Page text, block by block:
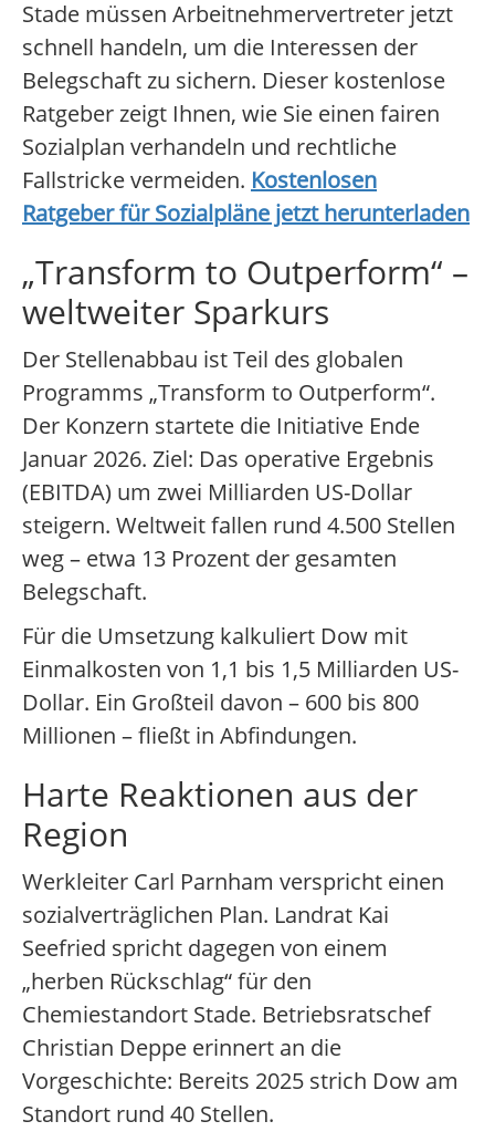
Stade müssen Arbeitnehmervertreter jetzt
schnell handeln, um die Interessen der
Belegschaft zu sichern. Dieser kostenlose
Ratgeber zeigt Ihnen, wie Sie einen fairen
Sozialplan verhandeln und rechtliche
Fallstricke vermeiden. Kostenlosen
Ratgeber für Sozialpläne jetzt herunterladen
„Transform to Outperform“ –
weltweiter Sparkurs
Der Stellenabbau ist Teil des globalen
Programms „Transform to Outperform“.
Der Konzern startete die Initiative Ende
Januar 2026. Ziel: Das operative Ergebnis
(EBITDA) um zwei Milliarden US-Dollar
steigern. Weltweit fallen rund 4.500 Stellen
weg – etwa 13 Prozent der gesamten
Belegschaft.
Für die Umsetzung kalkuliert Dow mit
Einmalkosten von 1,1 bis 1,5 Milliarden US-
Dollar. Ein Großteil davon – 600 bis 800
Millionen – fließt in Abfindungen.
Harte Reaktionen aus der
Region
Werkleiter Carl Parnham verspricht einen
sozialverträglichen Plan. Landrat Kai
Seefried spricht dagegen von einem
„herben Rückschlag“ für den
Chemiestandort Stade. Betriebsratschef
Christian Deppe erinnert an die
Vorgeschichte: Bereits 2025 strich Dow am
Standort rund 40 Stellen.